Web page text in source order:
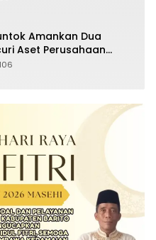
Amankan Dua
Aset Perusahaan
Satu Paket Diduga
106